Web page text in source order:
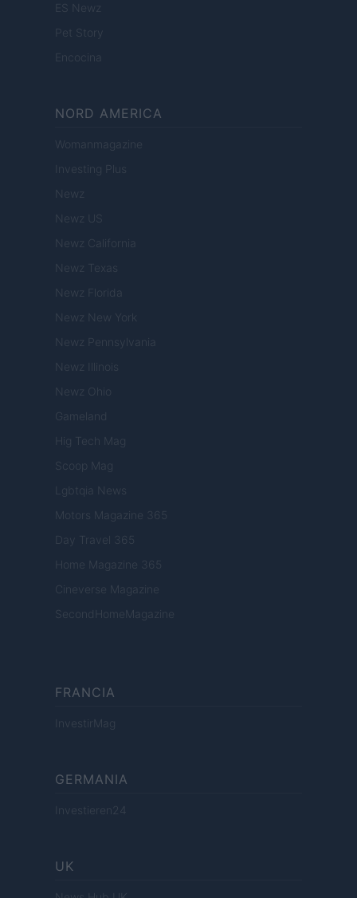
ES Newz
Pet Story
Encocina
NORD AMERICA
Womanmagazine
Investing Plus
Newz
Newz US
Newz California
Newz Texas
Newz Florida
Newz New York
Newz Pennsylvania
Newz Illinois
Newz Ohio
Gameland
Hig Tech Mag
Scoop Mag
Lgbtqia News
Motors Magazine 365
Day Travel 365
Home Magazine 365
Cineverse Magazine
SecondHomeMagazine
FRANCIA
InvestirMag
GERMANIA
Investieren24
UK